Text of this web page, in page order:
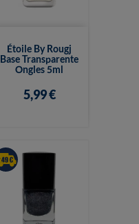
Étoile By Rougj
Base Transparente
Ongles 5ml
5,99 €